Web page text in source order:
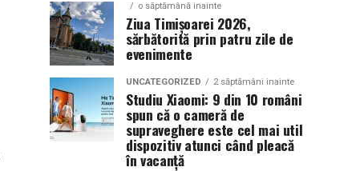
o săptămână inainte
Ziua Timișoarei 2026,
sărbătorită prin patru zile de
evenimente
UNCATEGORIZED 2 săptămâni inainte
Studiu Xiaomi: 9 din 10 români
spun că o cameră de
supraveghere este cel mai util
dispozitiv atunci când pleacă
în vacanță